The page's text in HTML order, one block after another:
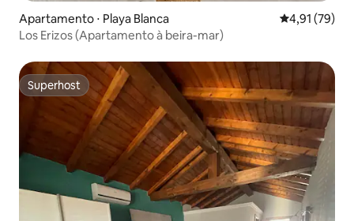
Apartamento ⋅ Playa Blanca 4,91 de uma
4,91 (79)
Los Erizos (Apartamento à beira-mar)
Superhost
Superhost